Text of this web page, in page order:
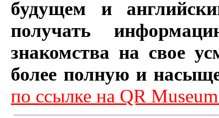
будущем и
получать
знакомства на свое
более полную и
по ссылке на QR